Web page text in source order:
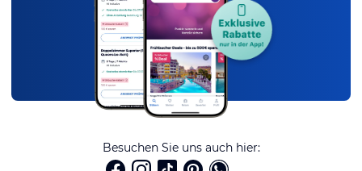
Besuchen Sie uns auch hier: